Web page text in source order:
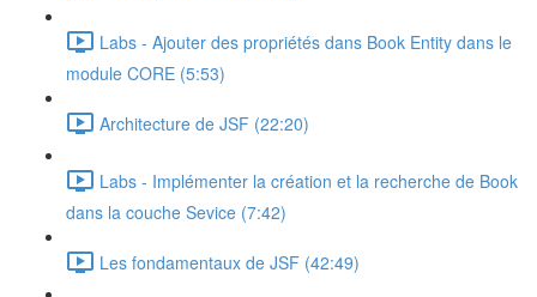
Labs - Ajouter des propriétés dans Book Entity dans le
module CORE (5:53)
Architecture de JSF (22:20)
Labs - Implémenter la création et la recherche de Book
dans la couche Sevice (7:42)
Les fondamentaux de JSF (42:49)